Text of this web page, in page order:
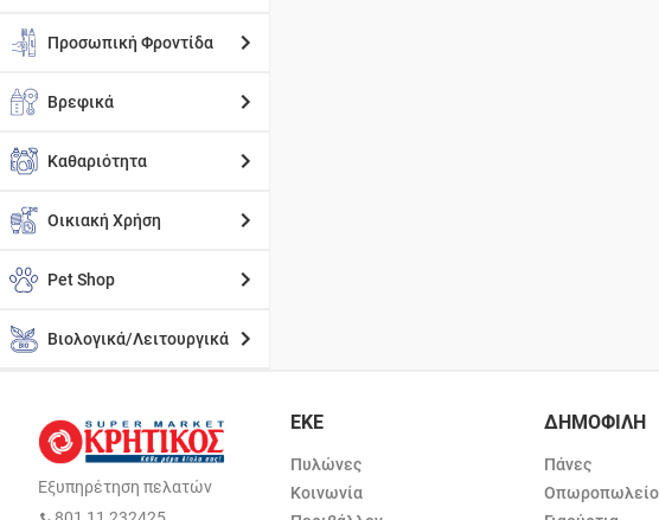
Προσωπική Φροντίδα
Βρεφικά
Καθαριότητα
Οικιακή Χρήση
Pet Shop
Βιολογικά/Λειτουργικά
Εξυπηρέτηση πελατών
ΕΚΕ
Πυλώνες
Κοινωνία
ΔΗΜΟΦΙΛΗ
Πάνες
Οπωροπωλείο